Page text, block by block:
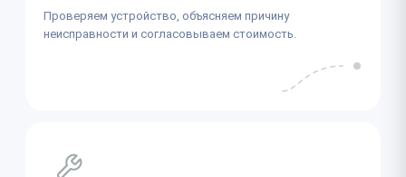
Проверяем устройство, объясняем причину
неисправности и согласовываем стоимость.